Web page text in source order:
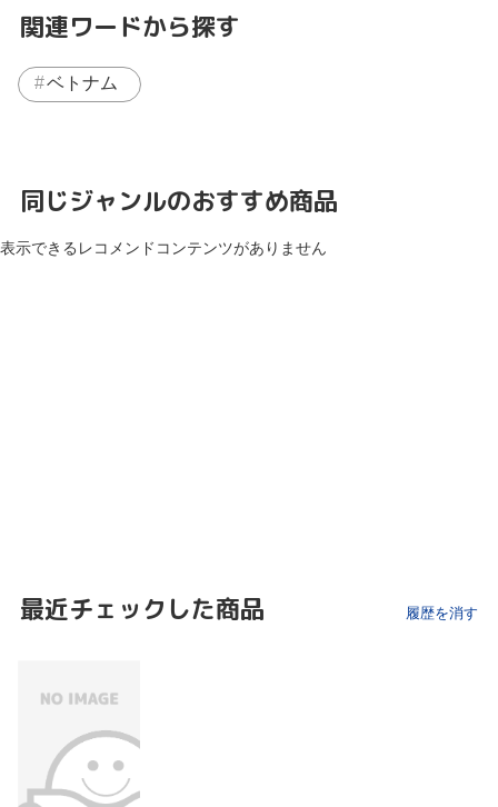
関連ワードから探す
ベトナム
同じジャンルのおすすめ商品
表示できるレコメンドコンテンツがありません
最近チェックした商品 履歴を消す